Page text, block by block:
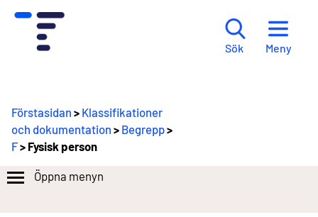
Sök Meny
Förstasidan > Klassifikationer
och dokumentation > Begrepp>
F> Fysisk person
Öppna menyn